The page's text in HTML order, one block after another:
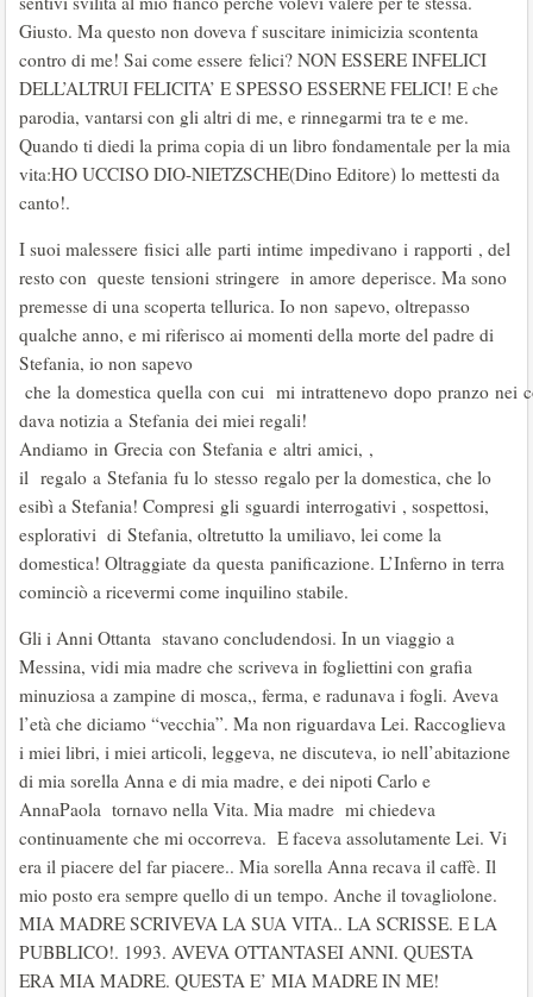
Giusto. Ma questo non doveva f suscitare inimicizia scontenta
contro di me! Sai come essere felici? NON ESSERE INFELICI
DELL’ALTRUI FELICITA’ E SPESSO ESSERNE FELICI! E che
parodia, vantarsi con gli altri di me, e rinnegarmi tra te e me.
Quando ti diedi la prima copia di un libro fondamentale per la mia
vita:HO UCCISO DIO-NIETZSCHE(Dino Editore) lo mettesti da
canto!.
I suoi malessere fisici alle parti intime impedivano i rapporti , del
resto con queste tensioni stringere in amore deperisce. Ma sono
premesse di una scoperta tellurica. Io non sapevo, oltrepasso
qualche anno, e mi riferisco ai momenti della morte del padre di
Stefania, io non sapevo
che la domestica quella con cui mi intrattenevo dopo pranzo nei
dava notizia a Stefania dei miei regali!
Andiamo in Grecia con Stefania e altri amici, ,
il regalo a Stefania fu lo stesso regalo per la domestica, che lo
esibì a Stefania! Compresi gli sguardi interrogativi , sospettosi,
esplorativi di Stefania, oltretutto la umiliavo, lei come la
domestica! Oltraggiate da questa panificazione. L’Inferno in terra
cominciò a ricevermi come inquilino stabile.
Gli i Anni Ottanta stavano concludendosi. In un viaggio a
Messina, vidi mia madre che scriveva in fogliettini con grafia
minuziosa a zampine di mosca,, ferma, e radunava i fogli. Aveva
l’età che diciamo “vecchia”. Ma non riguardava Lei. Raccoglieva
i miei libri, i miei articoli, leggeva, ne discuteva, io nell’abitazione
di mia sorella Anna e di mia madre, e dei nipoti Carlo e
AnnaPaola tornavo nella Vita. Mia madre mi chiedeva
continuamente che mi occorreva. E faceva assolutamente Lei. Vi
era il piacere del far piacere.. Mia sorella Anna recava il caffè. Il
mio posto era sempre quello di un tempo. Anche il tovagliolone.
MIA MADRE SCRIVEVA LA SUA VITA.. LA SCRISSE. E LA
PUBBLICO!. 1993. AVEVA OTTANTASEI ANNI. QUESTA
ERA MIA MADRE. QUESTA E’ MIA MADRE IN ME!